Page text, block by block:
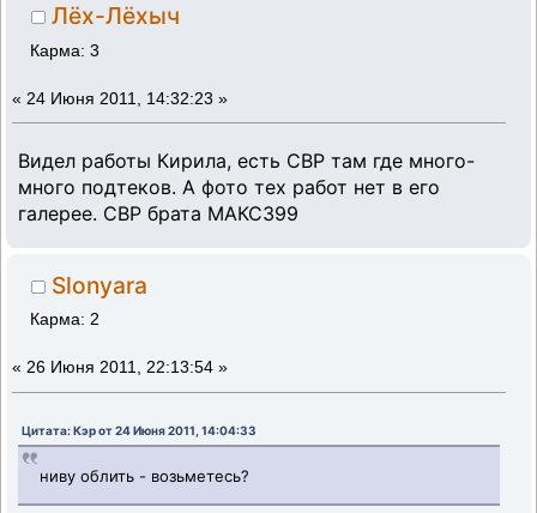
Лёх-Лёхыч
Карма: 3
« 24 Июня 2011, 14:32:23 »
Видел работы Кирила, есть СВР там где много-
много подтеков. А фото тех работ нет в его
галерее. СВР брата МАКС399
Slonyara
Карма: 2
« 26 Июня 2011, 22:13:54 »
Цитата: Кэр от 24 Июня 2011, 14:04:33
ниву облить - возьметесь?